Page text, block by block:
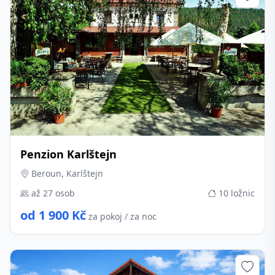
Penzion Karlštejn
Beroun, Karlštejn
až 27 osob
10 ložnic
od 1 900 Kč za pokoj / za noc